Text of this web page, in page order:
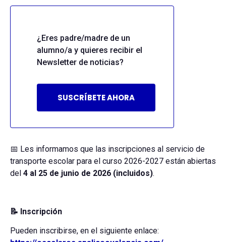
¿Eres padre/madre de un
alumno/a y quieres recibir el
Newsletter de noticias?
SUSCRÍBETE AHORA
📅 Les informamos que las inscripciones al servicio de
transporte escolar para el curso 2026-2027 están abiertas
del 4 al 25 de junio de 2026 (incluidos).
📝 Inscripción
Pueden inscribirse, en el siguiente enlace: